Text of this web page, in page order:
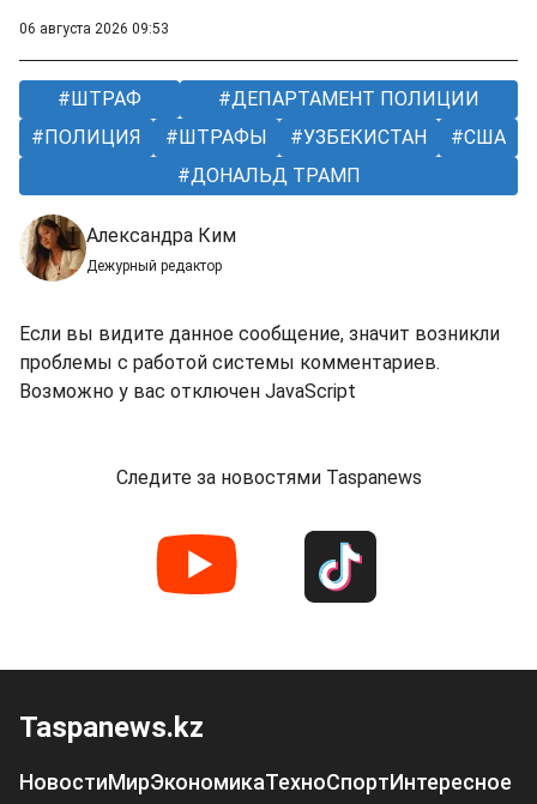
06 августа 2026 09:53
ШТРАФ
ДЕПАРТАМЕНТ ПОЛИЦИИ
ПОЛИЦИЯ
ШТРАФЫ УЗБЕКИСТАН
США
ДОНАЛЬД ТРАМП
Александра Ким
Дежурный редактор
Если вы видите данное сообщение, значит возникли
проблемы с работой системы комментариев.
Возможно у вас отключен JavaScript
Следите за новостями Taspanews
Taspanews.kz
НовостиМирЭкономикаТехноСпортИнтересное